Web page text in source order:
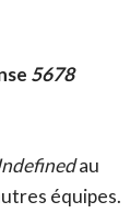
5678
au
équipes.